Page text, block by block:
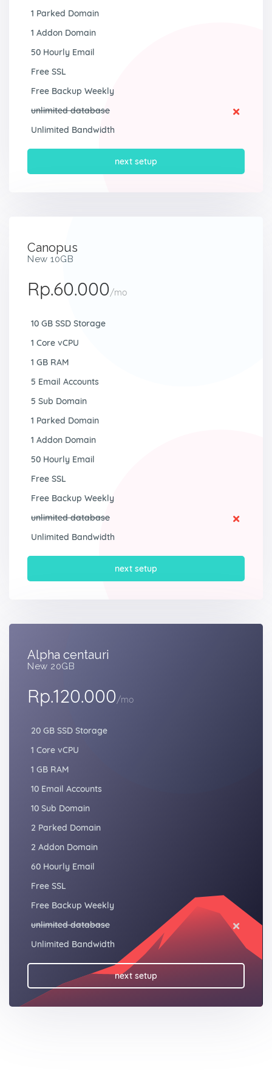
1 Parked Domain
1 Addon Domain
50 Hourly Email
Free SSL
Free Backup Weekly
unlimited database
Unlimited Bandwidth
next setup
Canopus
New 10GB
Rp.60.000/mo
10 GB SSD Storage
1 Core vCPU
1 GB RAM
5 Email Accounts
5 Sub Domain
1 Parked Domain
1 Addon Domain
50 Hourly Email
Free SSL
Free Backup Weekly
unlimited database
Unlimited Bandwidth
next setup
Alpha centauri
New 20GB
Rp.120.000/mo
20 GB SSD Storage
1 Core vCPU
1 GB RAM
10 Email Accounts
10 Sub Domain
2 Parked Domain
2 Addon Domain
60 Hourly Email
Free SSL
Free Backup Weekly
unlimited database
Unlimited Bandwidth
next setup